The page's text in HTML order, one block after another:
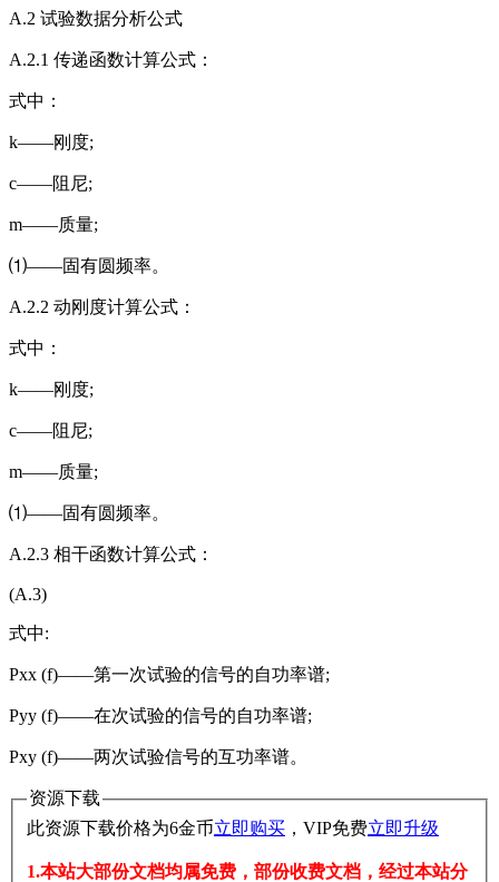
A.2 试验数据分析公式
A.2.1 传递函数计算公式：
式中：
k——刚度;
c——阻尼;
m——质量;
⑴——固有圆频率。
A.2.2 动刚度计算公式：
式中：
k——刚度;
c——阻尼;
m——质量;
⑴——固有圆频率。
A.2.3 相干函数计算公式：
(A.3)
式中:
Pxx (f)——第一次试验的信号的自功率谱;
Pyy (f)——在次试验的信号的自功率谱;
Pxy (f)——两次试验信号的互功率谱。
资源下载
此资源下载价格为6金币立即购买 ，VIP免费立即升级
1.本站大部份文档均属免费，部份收费文档，经过本站分